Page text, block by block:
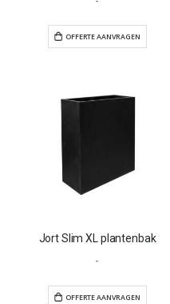
OFFERTE AANVRAGEN
Jort Slim XL plantenbak
-